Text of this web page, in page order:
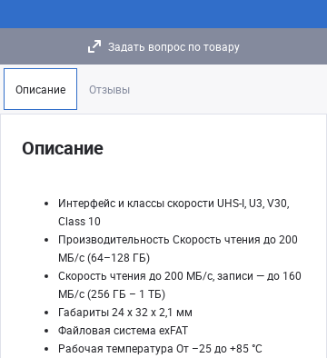
Задать вопрос по товару
Описание Отзывы
Описание
Интерфейс и классы скорости UHS-I, U3, V30,
Class 10
Производительность Скорость чтения до 200
МБ/с (64–128 ГБ)
Скорость чтения до 200 МБ/с, записи — до 160
МБ/с (256 ГБ – 1 ТБ)
Габариты 24 x 32 x 2,1 мм
Файловая система exFAT
Рабочая температура От –25 до +85 °C